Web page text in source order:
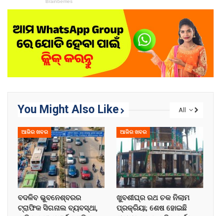
All
You Might Also Like
ଆଜିର ଖବର
ବଦଳିବ ଭୁବନେଶ୍ବରର
ଟ୍ରାଫିକ ସିଗନାଲ ବ୍ୟବସ୍ଥା,
ଆଜିର ଖବର
ଖୁବଶୀଘ୍ର ରଥ ଚକ ନିଲାମ
ପ୍ରକ୍ରିୟା; ଶେଷ ହୋଇଛି